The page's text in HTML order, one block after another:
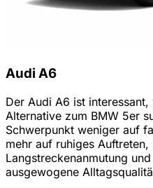
Audi A6
Der Audi A6 ist
Alternative zum BMW 5er
Schwerpunkt weniger auf
mehr auf ruhiges
Langstreckenanmutung
ausgewogene